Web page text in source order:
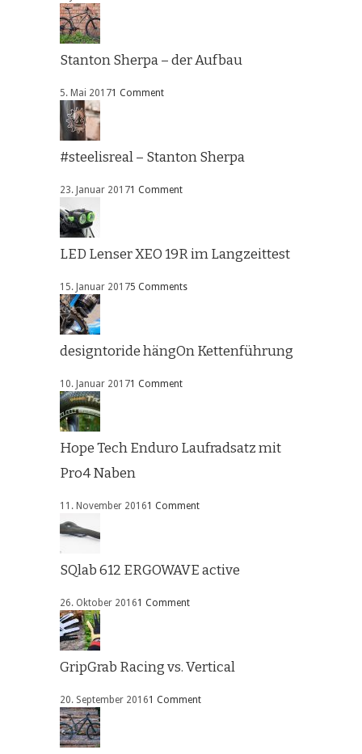
Stanton Sherpa – der Aufbau
5. Mai 20171 Comment
#steelisreal – Stanton Sherpa
23. Januar 20171 Comment
LED Lenser XEO 19R im Langzeittest
15. Januar 20175 Comments
designtoride hängOn Kettenführung
10. Januar 20171 Comment
Hope Tech Enduro Laufradsatz mit
Pro4 Naben
11. November 20161 Comment
SQlab 612 ERGOWAVE active
26. Oktober 20161 Comment
GripGrab Racing vs. Vertical
20. September 20161 Comment